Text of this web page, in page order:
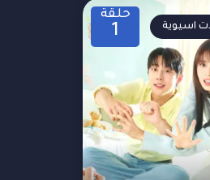
حلقة
1 اسيوية